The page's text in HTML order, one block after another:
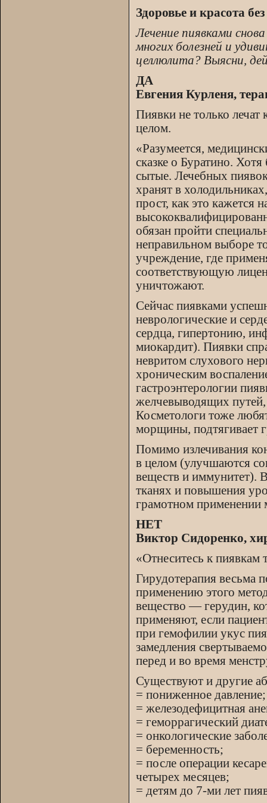
Здоровье и красота
Лечение пиявками
многих болезней и
целлюлита? Выясни,
ДА
Евгения Курленя,
Пиявки не только лечат
целом.
«Разумеется,
сказке о Буратино.
сытые. Лечебных
хранят в
прост, как это кажется
обязан пройти
неправильном выборе
учреждение, где
соответствующую
уничтожают.
Сейчас пиявками
неврологические и
сердца, гипертонию,
миокардит). Пиявки
невритом слухового
хроническим
гастроэнтерологии
желчевыводящих путей,
Косметологи тоже
морщины, подтягивает
Помимо излечивания
в целом (улучшаются
веществ и иммунитет).
тканях и повышения
грамотном применении
НЕТ
Виктор Сидоренко,
«Отнеситесь к пиявкам
Гирудотерапия весьма
применению этого
вещество — герудин,
применяют, если
при гемофилии укус
замедления
перед и во время
Существуют и другие
= пониженное давление;
= железодефицитная
= геморрагический
= онкологические
= беременность;
= после операции
четырех месяцев;
= детям до 7-ми лет